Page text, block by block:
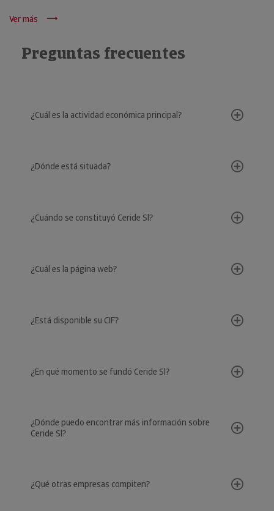
Ver más
Preguntas frecuentes
¿Cuál es la actividad económica principal?
¿Dónde está situada?
¿Cuándo se constituyó Ceride Sl?
¿Cuál es la página web?
¿Está disponible su CIF?
¿En qué momento se fundó Ceride Sl?
¿Dónde puedo encontrar más información sobre
Ceride Sl?
¿Qué otras empresas compiten?